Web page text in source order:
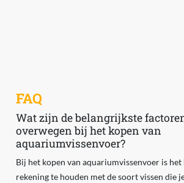
FAQ
Wat zijn de belangrijkste
overwegen bij het kopen van
aquariumvissenvoer?
Bij het kopen van aquariumvissenvoer is
rekening te houden met de soort vissen die